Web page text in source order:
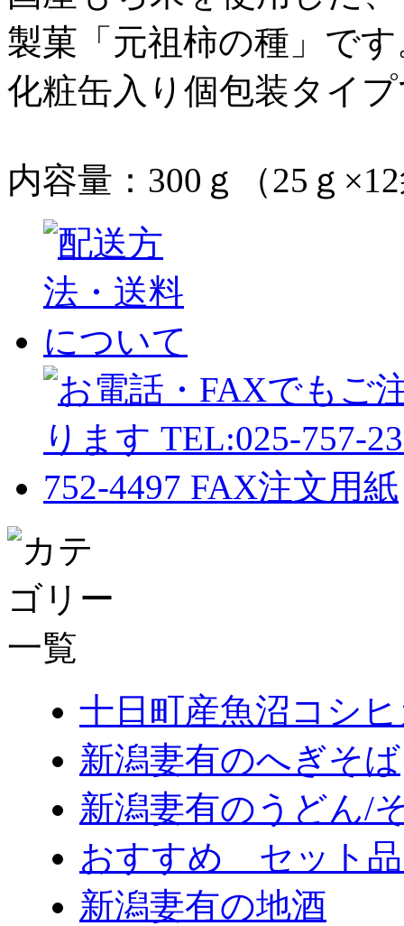
製菓「元祖柿の種」で
化粧缶入り個包装タイ
内容量：300ｇ（25ｇ
十日町産魚沼コシ
新潟妻有のへぎそば
新潟妻有のうどん/
おすすめ セット
新潟妻有の地酒